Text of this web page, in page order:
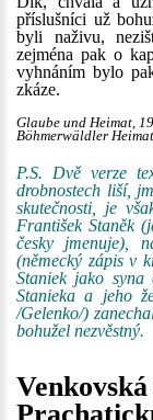
příslušníci už
byli naživu,
zejména pak o
vyhnáním bylo
zkáze.
Glaube und Heimat,
Böhmerwäldler
P.S. Dvě verze
drobnostech liší,
skutečnosti, je
František Staněk
česky jmenuje),
(německý zápis v
Staniek jako syna
Stanieka a jeho
/Gelenko/)
bohužel nezvěstný.